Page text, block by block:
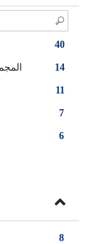
40
14
11
7
6
8